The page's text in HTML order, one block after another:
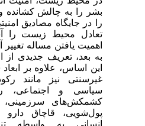
بشر را به چالش کشانده
را در جایگاه مصادیق
تعادل محیط زیست را
به بعد، تعریف جدیدی از
این اساس، علاوه بر ابعاد
غیرسنتی نیز مانند
سیاسی و اجتماعی،
کشمکش‌های سرزمینی،
پول‌شویی، قاچاق
انسانی به واسطه